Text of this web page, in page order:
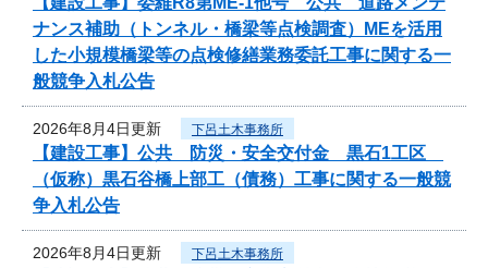
ナンス補助（トンネル・橋梁等点検調査）MEを活用
した小規模橋梁等の点検修繕業務委託工事に関する一
般競争入札公告
2026年8月4日更新 下呂土木事務所
【建設工事】公共 防災・安全交付金 黒石1工区
（仮称）黒石谷橋上部工（債務）工事に関する一般競
争入札公告
2026年8月4日更新 下呂土木事務所